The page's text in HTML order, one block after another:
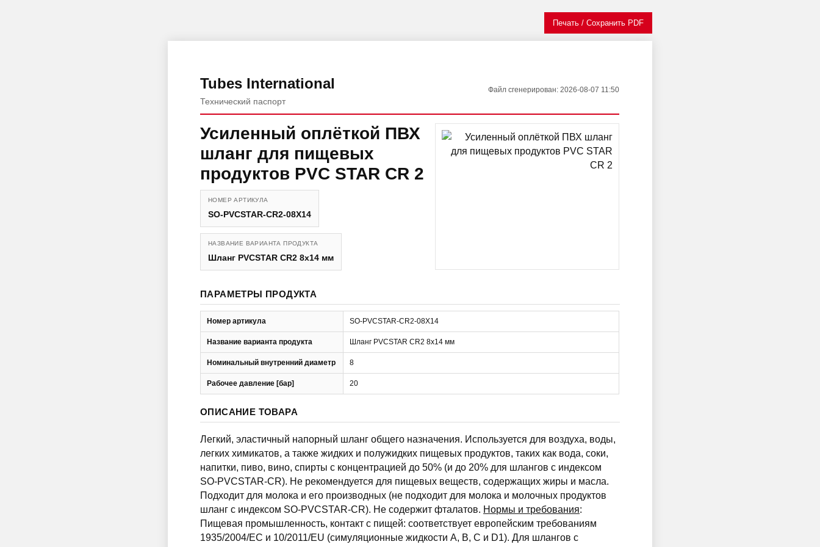
Печать / Сохранить PDF
Tubes International
Технический паспорт
Файл сгенерирован: 2026-08-07 11:50
Усиленный оплёткой ПВХ
шланг для пищевых
продуктов PVC STAR CR 2
НОМЕР АРТИКУЛА
SO-PVCSTAR-CR2-08X14
НАЗВАНИЕ ВАРИАНТА ПРОДУКТА
Шланг PVCSTAR CR2 8x14 мм
ПАРАМЕТРЫ ПРОДУКТА
Номер артикула SO-PVCSTAR-CR2-08X14
Название варианта продукта Шланг PVCSTAR CR2 8x14 мм
Номинальный внутренний диаметр 8
Рабочее давление [бар] 20
ОПИСАНИЕ ТОВАРА
Легкий, эластичный напорный шланг общего назначения. Используется для воздуха, воды,
легких химикатов, а также жидких и полужидких пищевых продуктов, таких как вода, соки,
напитки, пиво, вино, спирты с концентрацией до 50% (и до 20% для шлангов с индексом
SO-PVCSTAR-CR). Не рекомендуется для пищевых веществ, содержащих жиры и масла.
Подходит для молока и его производных (не подходит для молока и молочных продуктов
шланг с индексом SO-PVCSTAR-CR). Не содержит фталатов. Нормы и требования:
Пищевая промышленность, контакт с пищей: соответствует европейским требованиям
1935/2004/EC и 10/2011/EU (симуляционные жидкости A, B, C и D1). Для шлангов с